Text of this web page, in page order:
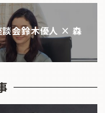
談会鈴木優人 × 森